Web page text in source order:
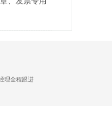
理全程跟进